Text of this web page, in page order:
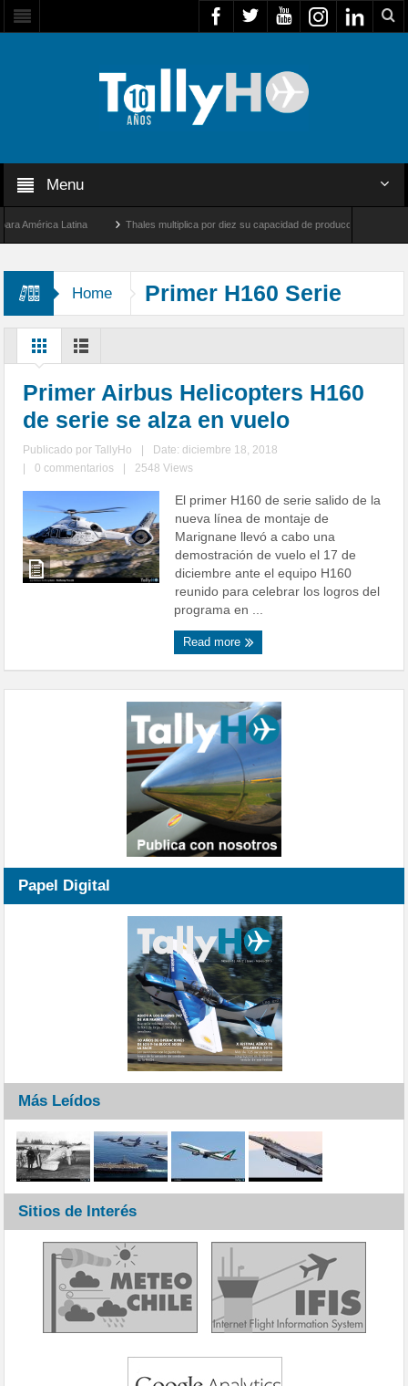
Menu
Latina Thales multiplica por diez su capacidad de producción de radares en
Home Primer H160 Serie
Primer Airbus Helicopters H160
de serie se alza en vuelo
Publicado porTallyHo
Date: diciembre 18, 2018
0 commentarios 2548 Views
El primer H160 de serie salido de la
nueva línea de montaje de
Marignane llevó a cabo una
demostración de vuelo el 17 de
diciembre ante el equipo H160
reunido para celebrar los logros del
programa en ...
Read more
Papel Digital
Más Leídos
Sitios de Interés